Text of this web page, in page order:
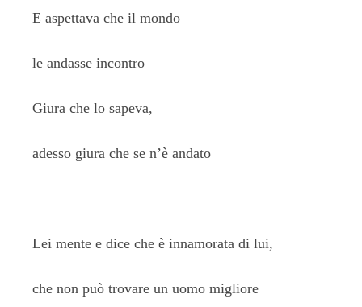
E aspettava che il mondo
le andasse incontro
Giura che lo sapeva,
adesso giura che se n’è andato
Lei mente e dice che è innamorata di lui,
che non può trovare un uomo migliore